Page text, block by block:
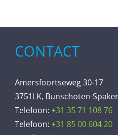
CONTACT
Amersfoortseweg 30-17
3751LK, Bunschoten-
Telefoon: +31 35 71 108 76
Telefoon: +31 85 00 604 20